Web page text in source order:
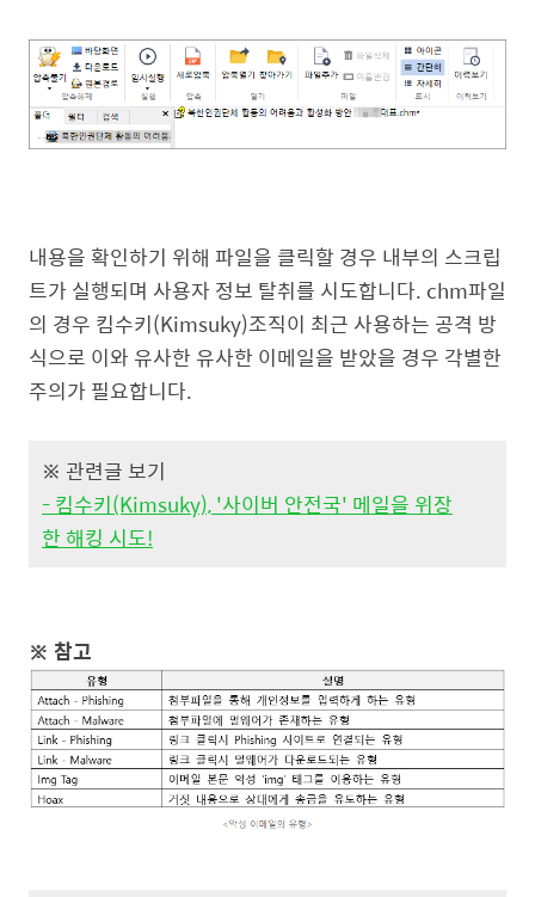
내용을 확인하기 위해 파일을 클릭할 경우 내부의 스크립
트가 실행되며 사용자 정보 탈취를 시도합니다. chm파일
의 경우 킴수키(Kimsuky)조직이 최근 사용하는 공격 방
식으로 이와 유사한 유사한 이메일을 받았을 경우 각별한
주의가 필요합니다.
※ 관련글 보기
- 킴수키(Kimsuky), '사이버 안전국' 메일을 위장
한 해킹 시도!
※ 참고